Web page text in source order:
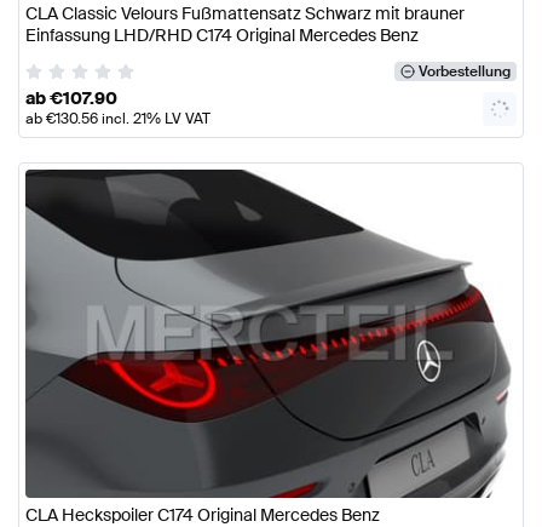
CLA Classic Velours Fußmattensatz Schwarz mit brauner
Einfassung LHD/RHD C174 Original Mercedes Benz
Vorbestellung
ab€107.90
ab€130.56incl. 21% LV VAT
CLA Heckspoiler C174 Original Mercedes Benz